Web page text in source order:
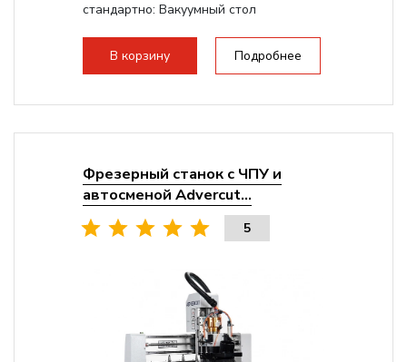
стандартно: Вакуумный стол
Мощность инвертора:
10500 Вт
Охлаждение шпинделя:Воздушное
В корзину Подробнее
Фрезерный станок с ЧПУ и
автосменой Advercut...
5